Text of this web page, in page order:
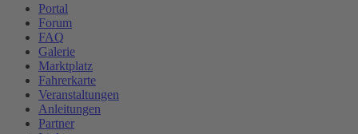
Portal
Forum
FAQ
Galerie
Marktplatz
Fahrerkarte
Veranstaltungen
Anleitungen
Partner